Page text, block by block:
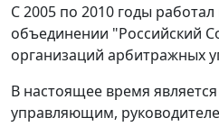
С 2005 по 2010 годы
объединении "Российский
организаций арбитражных
В настоящее время
управляющим,